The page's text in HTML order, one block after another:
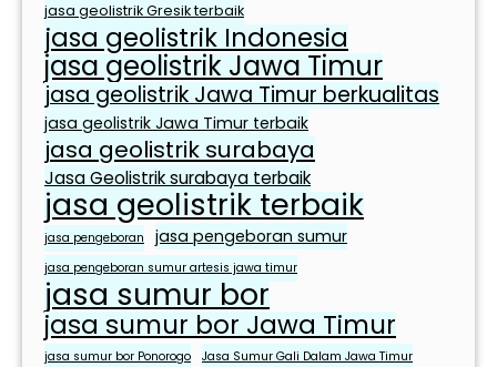
jasa geolistrik Gresik terbaik
jasa geolistrik Indonesia
jasa geolistrik Jawa Timur
jasa geolistrik Jawa Timur berkualitas
jasa geolistrik Jawa Timur terbaik
jasa geolistrik surabaya
Jasa Geolistrik surabaya terbaik
jasa geolistrik terbaik
jasa pengeboran jasa pengeboran sumur
jasa pengeboran sumur artesis jawa timur
jasa sumur bor
jasa sumur bor Jawa Timur
jasa sumur bor Ponorogo Jasa Sumur Gali Dalam Jawa Timur